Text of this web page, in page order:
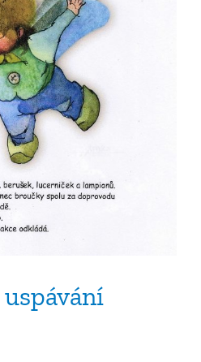
uspávání